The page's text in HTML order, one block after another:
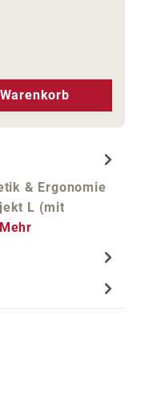
& Ergonomie
L (mit
Mehr